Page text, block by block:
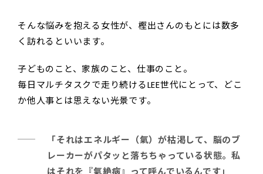
そんな悩みを抱える女性が、樫出さんのもとには数多
く訪れるといいます。
子どものこと、家族のこと、仕事のこと。
毎日マルチタスクで走り続けるLEE世代にとって、どこ
か他人事とは思えない光景です。
「それはエネルギー（氣）が枯渇して、脳のブ
レーカーがパタッと落ちちゃっている状態。私
はそれを『氣絶病』って呼んでいるんです」